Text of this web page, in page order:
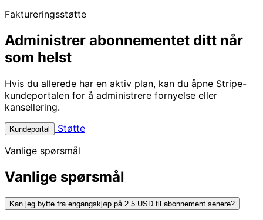
Faktureringsstøtte
Administrer abonnementet ditt når
som helst
Hvis du allerede har en aktiv plan, kan du åpne Stripe-
kundeportalen for å administrere fornyelse eller
kansellering.
Kundeportal
Støtte
Vanlige spørsmål
Vanlige spørsmål
Kan jeg bytte fra engangskjøp på 2.5 USD til abonnement senere?